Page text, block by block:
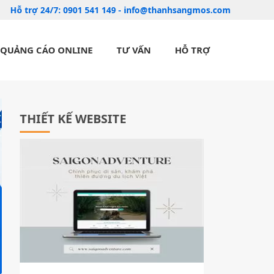
Hỗ trợ 24/7: 0901 541 149 - info@thanhsangmos.com
QUẢNG CÁO ONLINE TƯ VẤN HỖ TRỢ
THIẾT KẾ WEBSITE